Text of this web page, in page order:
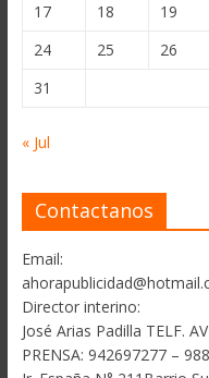
17
18 19
24
25 26
31
« Jul
Contactanos
Email:
Director interino:
José Arias Padilla TELF.
PRENSA: 942697277 –